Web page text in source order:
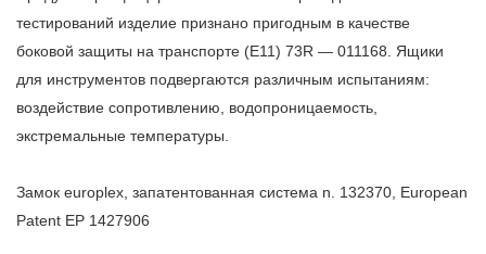
тестирований изделие признано пригодным в качестве
боковой защиты на транспорте (E11) 73R — 011168. Ящики
для инструментов подвергаются различным испытаниям:
воздействие сопротивлению, водопроницаемость,
экстремальные температуры.
Замок europlex, запатентованная система n. 132370, European
Patent EP 1427906